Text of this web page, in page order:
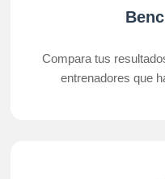
Compara tus
entrenadores que